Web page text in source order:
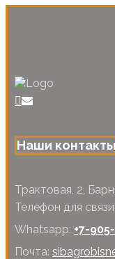
Наши контакты
Трактовая, 2,
Телефон для связи:
Whatsapp: +7-
Почта: